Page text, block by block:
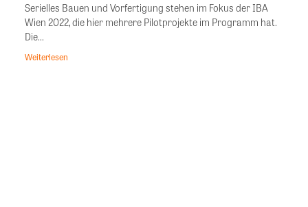
Serielles Bauen und Vorfertigung stehen im Fokus der IBA
Wien 2022, die hier mehrere Pilotprojekte im Programm hat.
Die...
Weiterlesen